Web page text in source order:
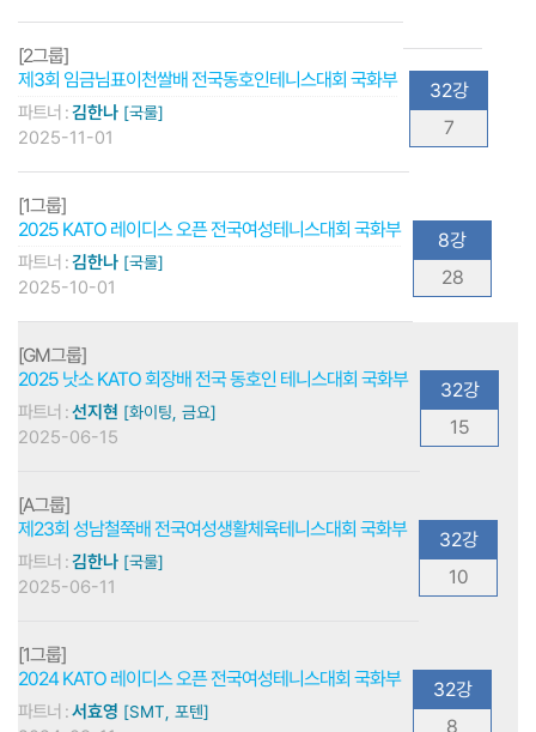
[2그룹]
제3회 임금님표이천쌀배 전국동호인테니스대회 국화부
파트너 :김한나 [국룰]
2025-11-01
32강
7
[1그룹]
2025 KATO 레이디스 오픈 전국여성테니스대회 국화부
파트너 :김한나 [국룰]
2025-10-01
8강
28
[GM그룹]
2025 낫소 KATO 회장배 전국 동호인 테니스대회 국화부
파트너 :선지현 [화이팅, 금요]
2025-06-15
32강
15
[A그룹]
제23회 성남철쭉배 전국여성생활체육테니스대회 국화부
파트너 :김한나 [국룰]
2025-06-11
32강
10
[1그룹]
2024 KATO 레이디스 오픈 전국여성테니스대회 국화부
파트너 :서효영 [SMT, 포텐]
32강
8